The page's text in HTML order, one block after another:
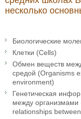
несколько
Биологические
Клетки (Cells)
Обмен веществ
средой (Organisms
environment)
Генетическая
между организмами
relationships